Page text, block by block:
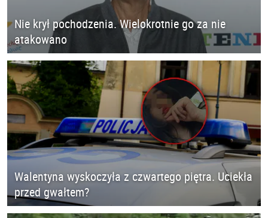
Nie krył pochodzenia. Wielokrotnie go za nie
atakowano
Walentyna wyskoczyła z czwartego piętra. Uciekła
przed gwałtem?